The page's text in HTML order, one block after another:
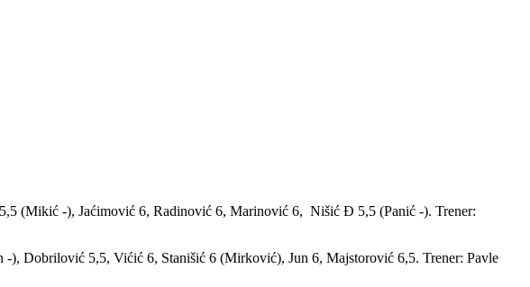
(Mikić -), Jaćimović 6, Radinović 6, Marinović 6, Nišić Đ 5,5 (Panić -). Trener:
Dobrilović 5,5, Vićić 6, Stanišić 6 (Mirković), Jun 6, Majstorović 6,5. Trener: Pavle